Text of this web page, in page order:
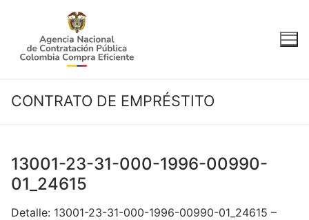
contenido
CONTRATO DE EMPRÉSTITO
13001-23-31-000-1996-00990-
01_24615
Detalle: 13001-23-31-000-1996-00990-01_24615 –